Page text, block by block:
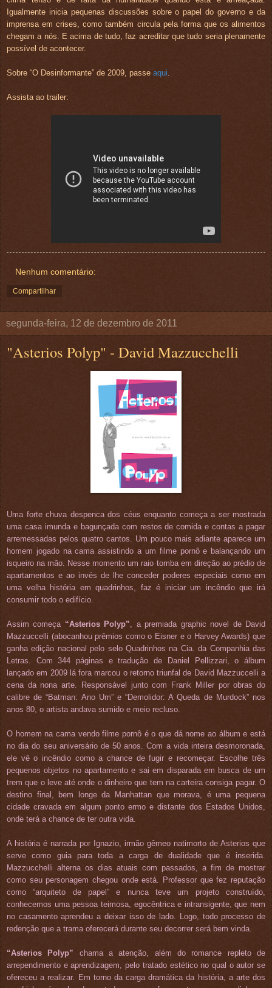
Igualmente inicia pequenas discussões sobre o papel do governo e da
imprensa em crises, como também circula pela forma que os alimentos
chegam a nós. E acima de tudo, faz acreditar que tudo seria plenamente
possível de acontecer.
Sobre “O Desinformante” de 2009, passe aqui
Assista ao trailer:
Nenhum comentário:
Compartilhar
segunda-feira, 12 de dezembro de 2011
"Asterios Polyp" - David Mazzucchelli
Uma forte chuva despenca dos céus enquanto começa a ser mostrada
uma casa imunda e bagunçada com restos de comida e contas a pagar
arremessadas pelos quatro cantos. Um pouco mais adiante aparece um
homem jogado na cama assistindo a um filme pornô e balançando um
isqueiro na mão. Nesse momento um raio tomba em direção ao prédio de
apartamentos e ao invés de lhe conceder poderes especiais como em
uma velha história em quadrinhos, faz é iniciar um incêndio que irá
consumir todo o edifício.
Assim começa “Asterios Polyp”, a premiada graphic novel de David
Mazzuccelli (abocanhou prêmios como o Eisner e o Harvey Awards) que
ganha edição nacional pelo selo Quadrinhos na Cia. da Companhia das
Letras. Com 344 páginas e tradução de Daniel Pellizzari, o álbum
lançado em 2009 lá fora marcou o retorno triunfal de David Mazzuccelli a
cena da nona arte. Responsável junto com Frank Miller por obras do
calibre de “Batman: Ano Um” e “Demolidor: A Queda de Murdock” nos
anos 80, o artista andava sumido e meio recluso.
O homem na cama vendo filme pornô é o que dá nome ao álbum e está
no dia do seu aniversário de 50 anos. Com a vida inteira desmoronada,
ele vê o incêndio como a chance de fugir e recomeçar. Escolhe três
pequenos objetos no apartamento e sai em disparada em busca de um
trem que o leve até onde o dinheiro que tem na carteira consiga pagar. O
destino final, bem longe da Manhattan que morava, é uma pequena
cidade cravada em algum ponto ermo e distante dos Estados Unidos,
onde terá a chance de ter outra vida.
A história é narrada por Ignazio, irmão gêmeo natimorto de Asterios que
serve como guia para toda a carga de dualidade que é inserida.
Mazzucchelli alterna os dias atuais com passados, a fim de mostrar
como seu personagem chegou onde está. Professor que fez reputação
como “arquiteto de papel” e nunca teve um projeto construído,
conhecemos uma pessoa teimosa, egocêntrica e intransigente, que nem
no casamento aprendeu a deixar isso de lado. Logo, todo processo de
redenção que a trama oferecerá durante seu decorrer será bem vinda.
“Asterios Polyp” chama a atenção, além do romance repleto de
arrependimento e aprendizagem, pelo tratado estético no qual o autor se
ofereceu a realizar. Em torno da carga dramática da história, a arte dos